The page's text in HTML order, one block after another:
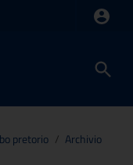
pretorio / Archivio